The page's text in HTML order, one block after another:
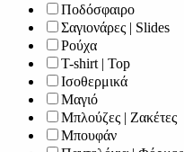
Ποδόσφαιρο
Σαγιονάρες | Slides
Ρούχα
T-shirt | Top
Ισοθερμικά
Μαγιό
Μπλούζες | Ζακέτες
Μπουφάν